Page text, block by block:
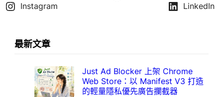
Instagram
LinkedIn
最新文章
Just Ad Blocker 上架 Chrome
Web Store：以 Manifest V3 打造
的輕量隱私優先廣告攔截器